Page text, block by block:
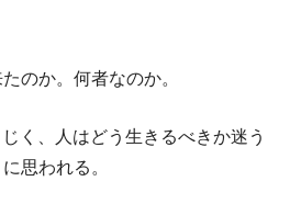
のか。何者なのか。
く、人はどう生きるべきか迷う
思われる。